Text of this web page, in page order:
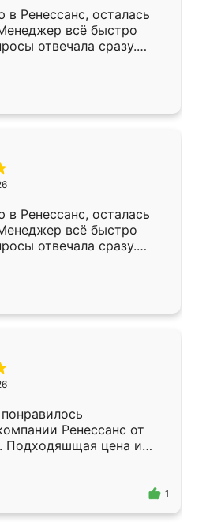
в Ренессанс, осталась
всё быстро
отвечала сразу.
в субботу, подошёл к
Собрали
аккуратно, даже
в Ренессанс, осталась
всё быстро
отвечала сразу.
в субботу, подошёл к
Собрали
аккуратно, даже
Ренессанс от
Подходяшщая цена и
Приехавший
Владислав
эскизу самый
1